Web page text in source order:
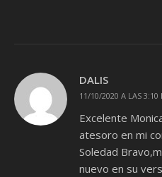
DALIS
11/10/2020 A LAS 3:10
Excelente
atesoro en mi
Soledad
nuevo en su